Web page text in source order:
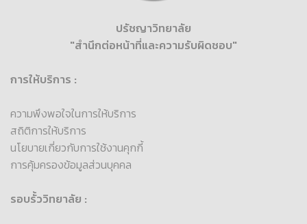
ปรัชญาวิทยาลัย
"สำนึกต่อหน้าที่และความรับผิดชอบ"
การให้บริการ :
ความพึงพอใจในการให้บริการ
สถิติการให้บริการ
นโยบายเกี่ยวกับการใช้งานคุกกี้
การคุ้มครองข้อมูลส่วนบุคคล
รอบรั้ววิทยาลัย :